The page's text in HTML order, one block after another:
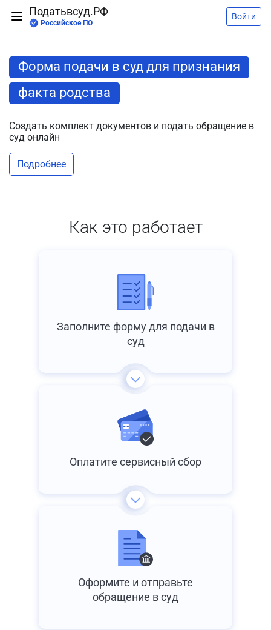
Податьвсуд.РФ
Российское ПО
Войти
Форма подачи в суд для признания
факта родства
Создать комплект документов и подать обращение в
суд онлайн
Подробнее
Как это работает
Заполните форму для подачи в
суд
Оплатите сервисный сбор
Оформите и отправьте
обращение в суд